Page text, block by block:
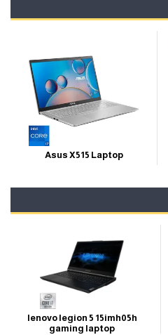
Asus X515 Laptop
lenovo legion 5 15imh05h
gaming laptop